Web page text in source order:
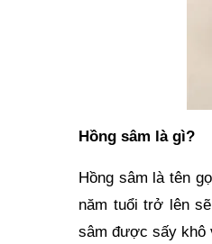
Hồng sâm là gì?
Hồng sâm là tên
năm tuổi trở lên
sâm được sấy khô